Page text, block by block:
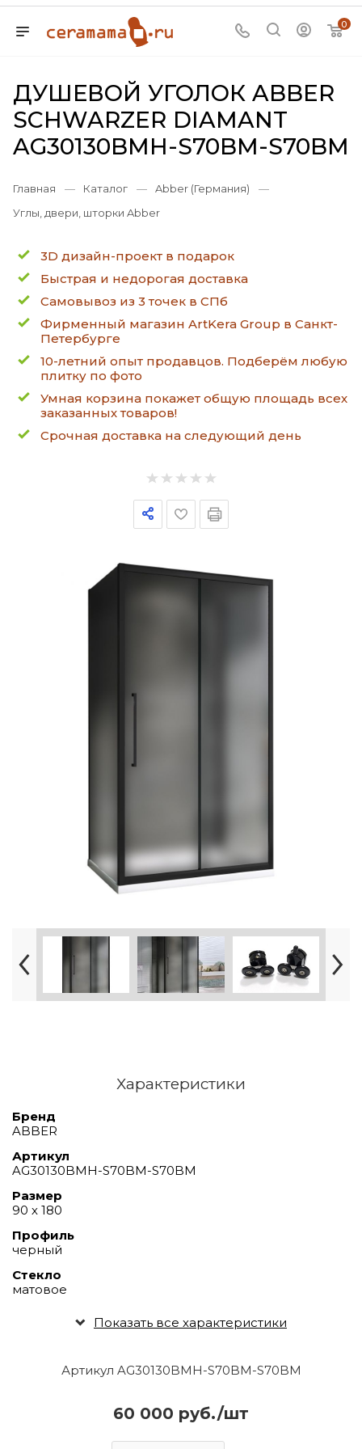
0
ДУШЕВОЙ УГОЛОК ABBER
SCHWARZER DIAMANT
AG30130BMH-S70BM-S70BM
Главная — Каталог — Abber (Германия)
—
Углы, двери, шторки Abber
3D дизайн-проект в подарок
Быстрая и недорогая доставка
Самовывоз из 3 точек в СПб
Фирменный магазин ArtKera Group в Санкт-
Петербурге
10-летний опыт продавцов. Подберём любую
плитку по фото
Умная корзина покажет общую площадь всех
заказанных товаров!
Срочная доставка на следующий день
Артикул AG30130BMH-S70BM-S70BM
60 000 руб./шт
Характеристики
Бренд
ABBER
Артикул
AG30130BMH-S70BM-S70BM
Размер
90 х 180
Профиль
черный
Стекло
матовое
Показать все характеристики